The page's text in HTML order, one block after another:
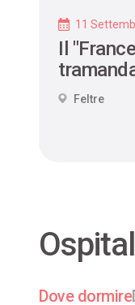
11
Il
Feltre
Dove dormire